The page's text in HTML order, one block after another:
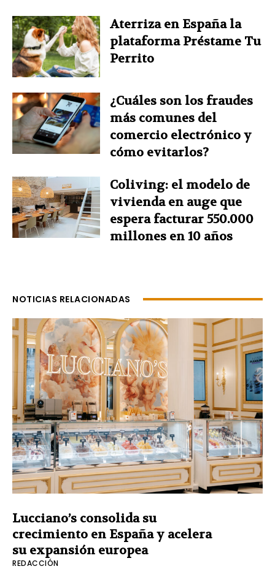
Aterriza en España la
plataforma Préstame Tu
Perrito
¿Cuáles son los fraudes
más comunes del
comercio electrónico y
cómo evitarlos?
Coliving: el modelo de
vivienda en auge que
espera facturar 550.000
millones en 10 años
NOTICIAS RELACIONADAS
Lucciano’s consolida su
crecimiento en España y acelera
su expansión europea
REDACCIÓN